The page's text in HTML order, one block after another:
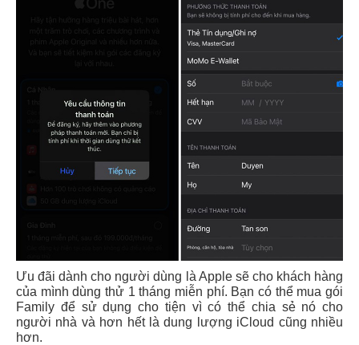
Ưu đãi dành cho người dùng là Apple sẽ cho khách hàng
của mình dùng thử 1 tháng miễn phí. Bạn có thể mua gói
Family để sử dụng cho tiện vì có thể chia sẻ nó cho
người nhà và hơn hết là dung lượng iCloud cũng nhiều
hơn.